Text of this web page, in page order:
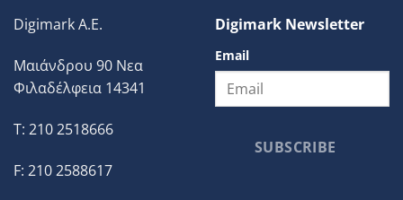
Digimark A.E.
Μαιάνδρου 90 Νεα
Φιλαδέλφεια 14341
T: 210 2518666
F: 210 2588617
Digimark Newsletter
Email
SUBSCRIBE